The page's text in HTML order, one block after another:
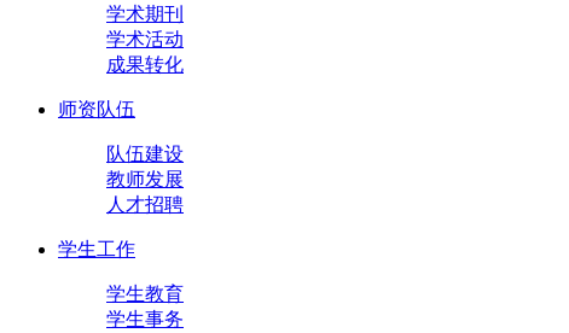
学术期刊
学术活动
成果转化
师资队伍
队伍建设
教师发展
人才招聘
学生工作
学生教育
学生事务